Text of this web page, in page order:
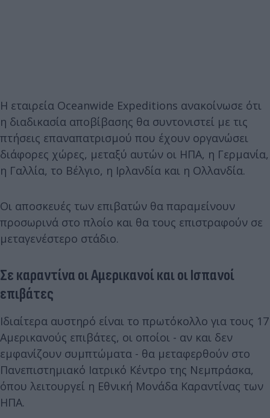
Η εταιρεία Oceanwide Expeditions ανακοίνωσε ότι
η διαδικασία αποβίβασης θα συντονιστεί με τις
πτήσεις επαναπατρισμού που έχουν οργανώσει
διάφορες χώρες, μεταξύ αυτών οι ΗΠΑ, η Γερμανία,
η Γαλλία, το Βέλγιο, η Ιρλανδία και η Ολλανδία.
Οι αποσκευές των επιβατών θα παραμείνουν
προσωρινά στο πλοίο και θα τους επιστραφούν σε
μεταγενέστερο στάδιο.
Σε καραντίνα οι Αμερικανοί και οι Ισπανοί
επιβάτες
Ιδιαίτερα αυστηρό είναι το πρωτόκολλο για τους 17
Αμερικανούς επιβάτες, οι οποίοι - αν και δεν
εμφανίζουν συμπτώματα - θα μεταφερθούν στο
Πανεπιστημιακό Ιατρικό Κέντρο της Νεμπράσκα,
όπου λειτουργεί η Εθνική Μονάδα Καραντίνας των
ΗΠΑ.